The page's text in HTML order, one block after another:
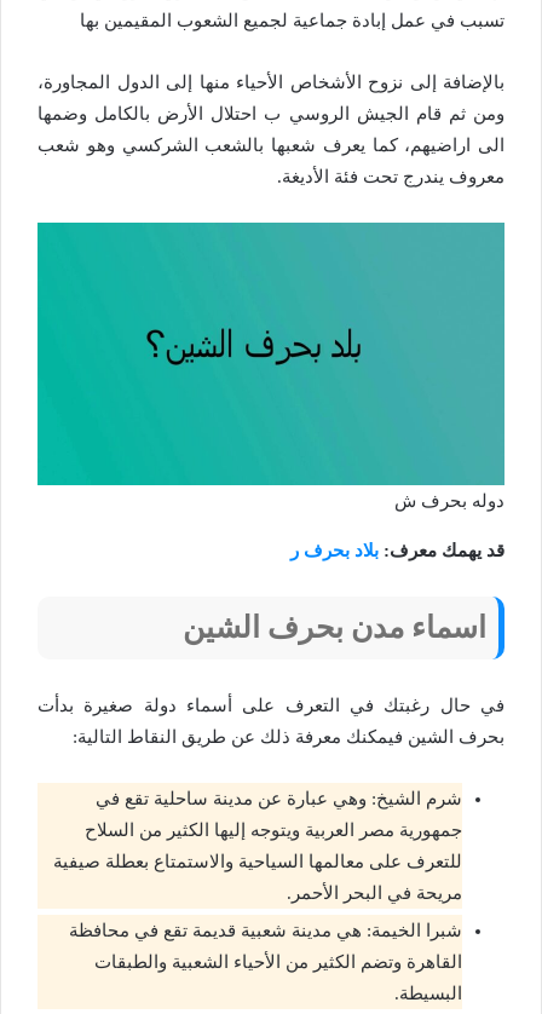
تسبب في عمل إبادة جماعية لجميع الشعوب المقيمين بها
بالإضافة إلى نزوح الأشخاص الأحياء منها إلى الدول المجاورة،
ومن ثم قام الجيش الروسي ب احتلال الأرض بالكامل وضمها
الى اراضيهم، كما يعرف شعبها بالشعب الشركسي وهو شعب
معروف يندرج تحت فئة الأديغة.
دوله بحرف ش
قد يهمك معرف: بلاد بحرف ر
اسماء مدن بحرف الشين
في حال رغبتك في التعرف على أسماء دولة صغيرة بدأت
بحرف الشين فيمكنك معرفة ذلك عن طريق النقاط التالية:
شرم الشيخ: وهي عبارة عن مدينة ساحلية تقع في
جمهورية مصر العربية ويتوجه إليها الكثير من السلاح
للتعرف على معالمها السياحية والاستمتاع بعطلة صيفية
مريحة في البحر الأحمر.
شبرا الخيمة: هي مدينة شعبية قديمة تقع في محافظة
القاهرة وتضم الكثير من الأحياء الشعبية والطبقات
البسيطة.